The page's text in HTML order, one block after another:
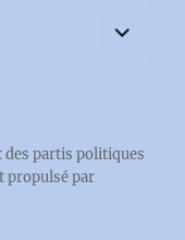
ouvrir
le
sous-
des partis politiques
propulsé par